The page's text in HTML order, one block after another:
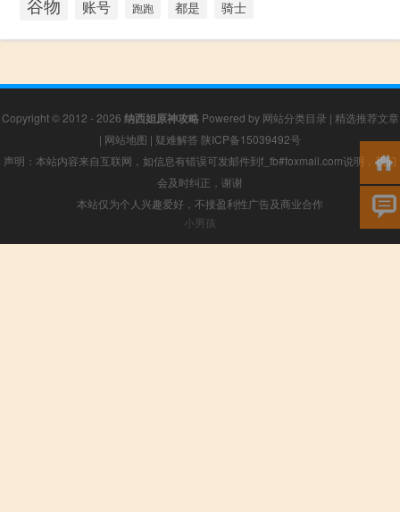
谷物 账号 跑跑 都是 骑士
Copyright © 2012 - 2026 纳西妲原神攻略Powered by 网站分类目录 | 精选推荐文章
| 网站地图 | 疑难解答 陕ICP备15039492号
声明：本站内容来自互联网，如信息有错误可发邮件到f_fb#foxmail.com说明，我们
会及时纠正，谢谢
本站仅为个人兴趣爱好，不接盈利性广告及商业合作
小男孩